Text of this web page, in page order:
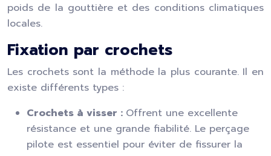
poids de la gouttière et des conditions climatiques
locales.
Fixation par crochets
Les crochets sont la méthode la plus courante. Il en
existe différents types :
Crochets à visser : Offrent une excellente
résistance et une grande fiabilité. Le perçage
pilote est essentiel pour éviter de fissurer la